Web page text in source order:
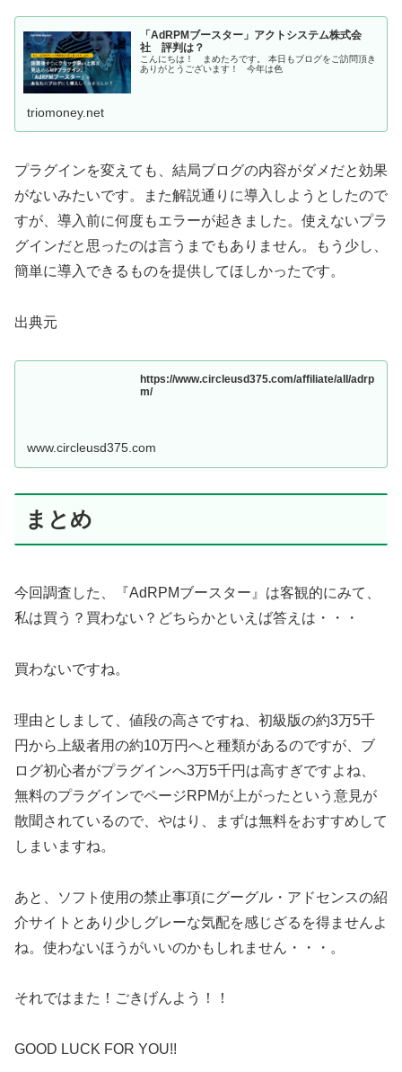
「AdRPMブースター」アクトシステム株式会
社 評判は？
こんにちは！ まめたろです。 本日もブログをご訪問頂き
ありがとうございます！ 今年は色
triomoney.net
プラグインを変えても、結局ブログの内容がダメだと効果
がないみたいです。また解説通りに導入しようとしたので
すが、導入前に何度もエラーが起きました。使えないプラ
グインだと思ったのは言うまでもありません。もう少し、
簡単に導入できるものを提供してほしかったです。
出典元
https://www.circleusd375.com/affiliate/all/adrp
m/
www.circleusd375.com
まとめ
今回調査した、『AdRPMブースター』は客観的にみて、
私は買う？買わない？どちらかといえば答えは・・・
買わないですね。
理由としまして、値段の高さですね、初級版の約3万5千
円から上級者用の約10万円へと種類があるのですが、ブ
ログ初心者がプラグインへ3万5千円は高すぎですよね、
無料のプラグインでページRPMが上がったという意見が
散聞されているので、やはり、まずは無料をおすすめして
しまいますね。
あと、ソフト使用の禁止事項にグーグル・アドセンスの紹
介サイトとあり少しグレーな気配を感じざるを得ませんよ
ね。使わないほうがいいのかもしれません・・・。
それではまた！ごきげんよう！！
GOOD LUCK FOR YOU!!